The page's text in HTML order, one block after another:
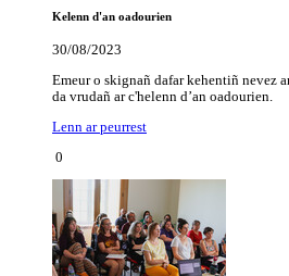
Kelenn d'an oadourien
30/08/2023
Emeur o skignañ dafar kehentiñ nevez
da vrudañ ar c'helenn d’an oadourien.
Lenn ar peurrest
0